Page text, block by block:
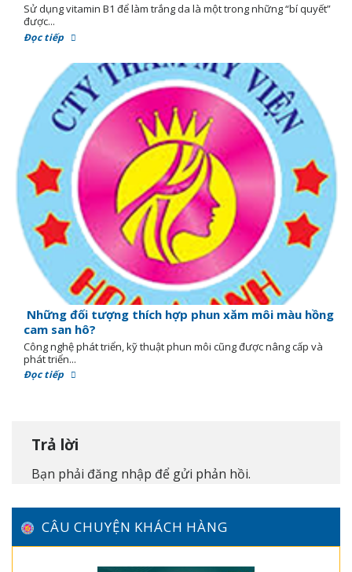
Sử dụng vitamin B1 để làm trắng da là một trong những “bí quyết”
được...
Đọc tiếp
Những đối tượng thích hợp phun xăm môi màu hồng
cam san hô?
Công nghệ phát triển, kỹ thuật phun môi cũng được nâng cấp và
phát triển...
Đọc tiếp
Trả lời
Bạn phải đăng nhập để gửi phản hồi.
CÂU CHUYỆN KHÁCH HÀNG